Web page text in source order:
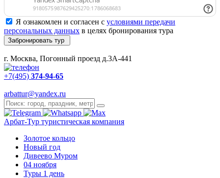
Я ознакомлен и согласен с условиями передачи
персональных данных в целях бронирования тура
Забронировать тур
г. Москва, Погонный проезд д.3А-441
+7(495) 374-94-65
arbattur@yandex.ru
Арбат-Тур туристическая компания
Золотое кольцо
Новый год
Дивеево Муром
04 ноября
Туры 1 день